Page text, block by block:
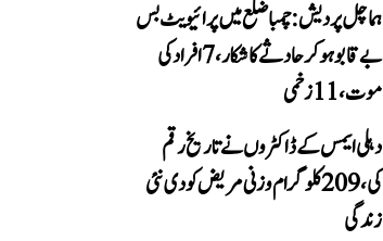
ہماچل پردیش: چمبا ضلع میں پرائیویٹ بس
بے قابو ہوکر حادثے کا شکار، 7 افراد کی
موت، 11 زخمی
دہلی ایمس کے ڈاکٹروں نے تاریخ رقم
کی، 209 کلوگرام وزنی مریض کو دی نئی
زندگی